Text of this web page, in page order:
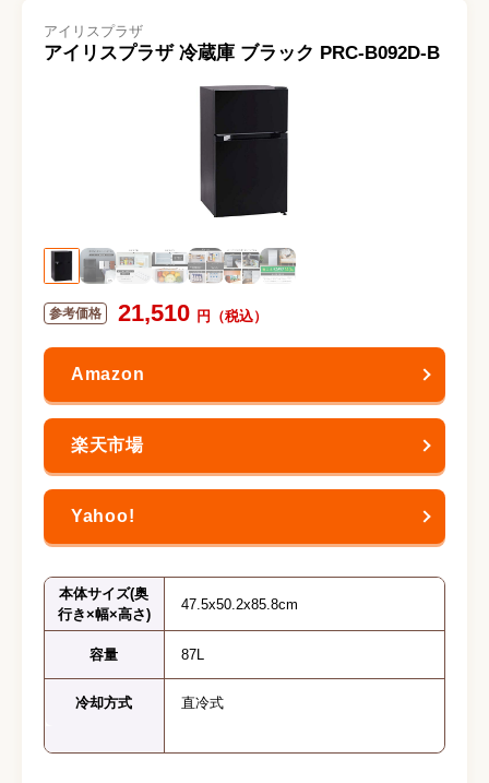
アイリスプラザ
アイリスプラザ 冷蔵庫 ブラック PRC-B092D-B
21,510
本体サイズ(奥
行き×幅×高さ)
47.5x50.2x85.8cm
容量 87L
冷却方式 直冷式